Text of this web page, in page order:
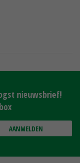
nieuwsbrief!
AANMELDEN